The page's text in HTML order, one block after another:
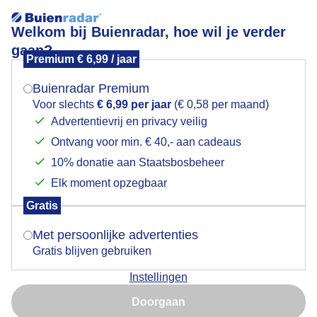
Welkom bij Buienradar, hoe wil je verder
gaan?
Premium € 6,99 / jaar
Buienradar Premium
Voor slechts € 6,99 per jaar (€ 0,58 per maand)
Advertentievrij en privacy veilig
Ontvang voor min. € 40,- aan cadeaus
10% donatie aan Staatsbosbeheer
Elk moment opzegbaar
Gratis
Met persoonlijke advertenties
Gratis blijven gebruiken
Instellingen
Doorgaan
Natuur
Prima wandelweer
Door: Rob Beckers
Mogen we je locatie gebruiken voor het
Indien je hier nog geen akkoord op hebt gegeven,
verschijnt er zo een pop-up uit je browser waarin
Is goed, toon de popup
Nu niet, misschien later